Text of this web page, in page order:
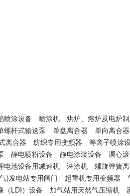
喷涂设备 喷涂机 烘炉、熔炉及电炉
螺杆式输送泵 单盘离合器 单向离合器
离合器 纺织专用变频器 等离子喷涂
静电喷粉设备 静电涂装设备 调心
电池设备用减速机 淋涂机 螺旋弹簧
)发电站专用阀门 起重机专用变频器
（LDI）设备 加气站用天然气压缩机